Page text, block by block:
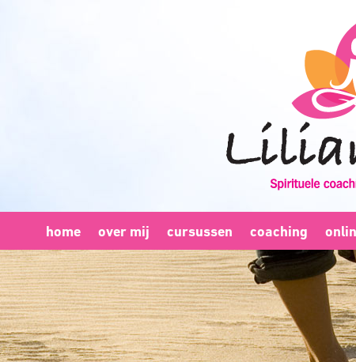
home over mij cursussen coaching